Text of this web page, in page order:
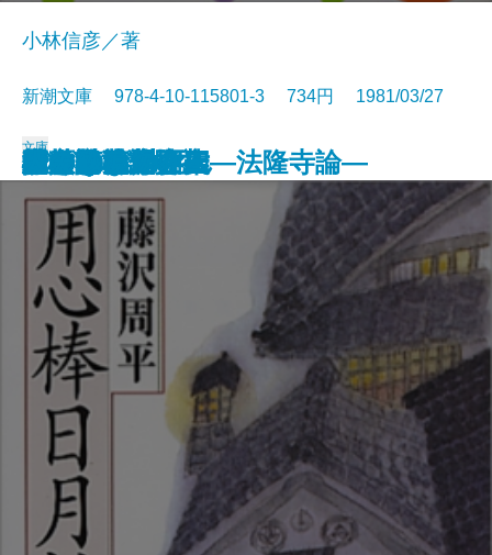
橋のない川 六
上意討ち
ぼくのおじさん
空白の戦記
隠された十字架―法隆寺論―
橋のない川 三
橋のない川 四
音と言葉
木枯しの庭
唐獅子株式会社
小林信彦／著
新潮文庫 978-4-10-115801-3 734円 1981/03/27
文庫
用心棒日月抄
橋のない川 一
橋のない川 二
砂の女
個人的な体験
渡された場面
花杖記
死の棘
ラディゲの死
人の砂漠